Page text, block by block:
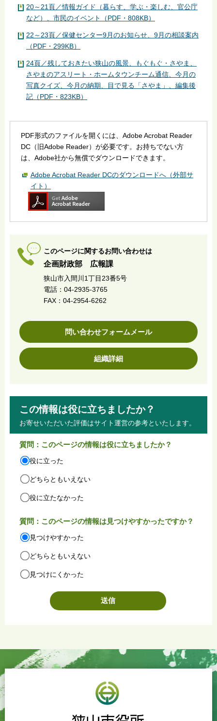
20～21頁／情報ガイド（暮らす、学ぶ・楽しむ、官公庁
など）、市民のイベント（PDF・808KB）
22～23頁／保健センター9月のお知らせ、9月の相談案内
（PDF・299KB）
24頁／残しておきたい狭山の風景、もぐもぐ・さやま、
さやまのアスリート・ホームタウンチーム通信、今月の
写真クイズ、今月の納期、目で見る「さやま」、編集後
記（PDF・823KB）
PDF形式のファイルを開くには、Adobe Acrobat Reader
DC（旧Adobe Reader）が必要です。お持ちでない方
は、Adobe社から無償でダウンロードできます。
Adobe Acrobat Reader DCのダウンロードへ（外部サ
イト）
このページに関するお問い合わせは
企画財政部 広報課
狭山市入間川1丁目23番5号
電話：04-2935-3765
FAX：04-2954-6262
問い合わせフォームメール
組織詳細
この情報は役に立ちましたか？
お寄せいただいた評価はサイト運営の参考といたします。
質問：このページの情報は役に立ちましたか？
役に立った
どちらともいえない
役に立たなかった
質問：このページの情報は見つけやすかったですか？
見つけやすかった
どちらともいえない
見つけにくかった